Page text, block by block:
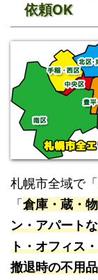
依頼OK
札幌市全域で「
「 倉庫・蔵・
ン・アパート
ト・オフィス
撤退時の不用